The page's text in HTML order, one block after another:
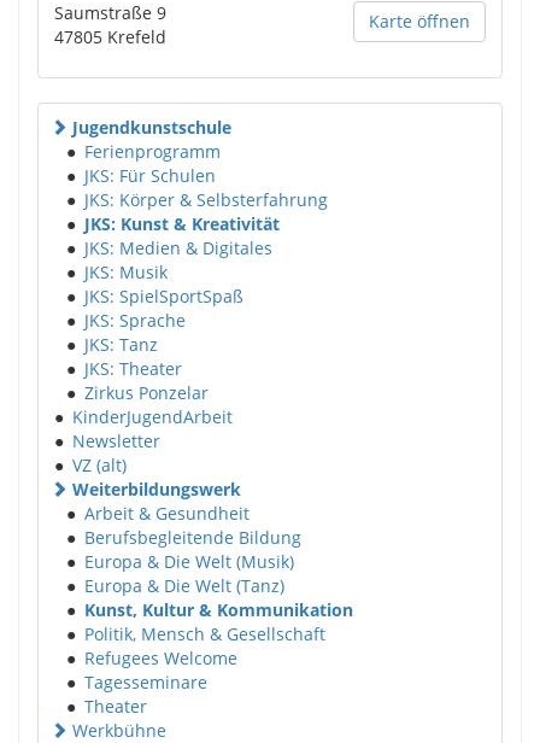
Karte öffnen
Saumstraße 9
47805 Krefeld
Jugendkunstschule
● Ferienprogramm
● JKS: Für Schulen
● JKS: Körper & Selbsterfahrung
● JKS: Kunst & Kreativität
● JKS: Medien & Digitales
● JKS: Musik
● JKS: SpielSportSpaß
● JKS: Sprache
● JKS: Tanz
● JKS: Theater
● Zirkus Ponzelar
● KinderJugendArbeit
● Newsletter
● VZ (alt)
Weiterbildungswerk
● Arbeit & Gesundheit
● Berufsbegleitende Bildung
● Europa & Die Welt (Musik)
● Europa & Die Welt (Tanz)
● Kunst, Kultur & Kommunikation
● Politik, Mensch & Gesellschaft
● Refugees Welcome
● Tagesseminare
● Theater
Werkbühne